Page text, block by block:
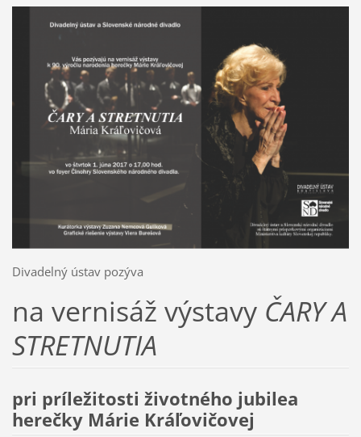
Divadelný ústav pozýva
na vernisáž výstavy ČARY A
STRETNUTIA
pri príležitosti životného jubilea
herečky Márie Kráľovičovej